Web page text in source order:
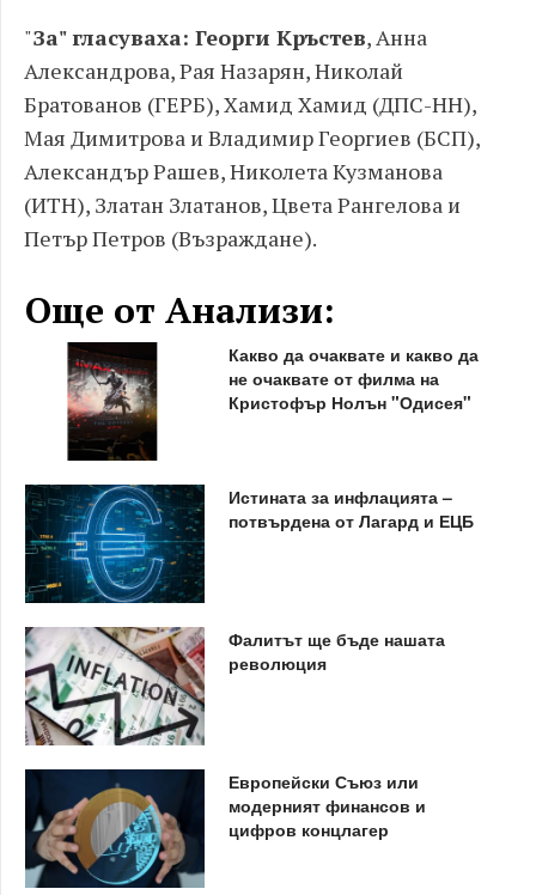
"За" гласуваха: Георги Кръстев, Анна
Александрова, Рая Назарян, Николай
Братованов (ГЕРБ), Хамид Хамид (ДПС-НН),
Мая Димитрова и Владимир Георгиев (БСП),
Александър Рашев, Николета Кузманова
(ИТН), Златан Златанов, Цвета Рангелова и
Петър Петров (Възраждане).
Още от Анализи:
Какво да очаквате и какво да
не очаквате от филма на
Кристофър Нолън "Одисея"
Истината за инфлацията –
потвърдена от Лагард и ЕЦБ
Фалитът ще бъде нашата
революция
Европейски Съюз или
модерният финансов и
цифров концлагер